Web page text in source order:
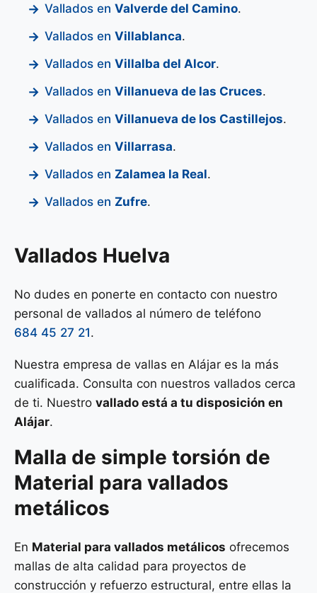
Vallados en Valverde del Camino.
Vallados en Villablanca.
Vallados en Villalba del Alcor.
Vallados en Villanueva de las Cruces.
Vallados en Villanueva de los Castillejos.
Vallados en Villarrasa.
Vallados en Zalamea la Real.
Vallados en Zufre.
Vallados Huelva
No dudes en ponerte en contacto con nuestro
personal de vallados al número de teléfono
684 45 27 21.
Nuestra empresa de vallas en Alájar es la más
cualificada. Consulta con nuestros vallados cerca
de ti. Nuestro vallado está a tu disposición en
Alájar.
Malla de simple torsión de
Material para vallados
metálicos
En Material para vallados metálicos ofrecemos
mallas de alta calidad para proyectos de
construcción y refuerzo estructural, entre ellas la